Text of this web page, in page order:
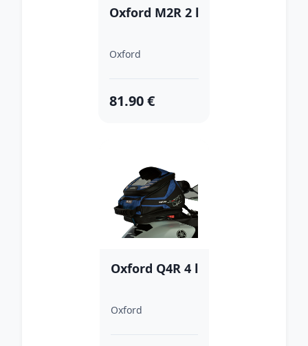
Oxford M2R 2 l
Oxford
81.90 €
Oxford Q4R 4 l
Oxford